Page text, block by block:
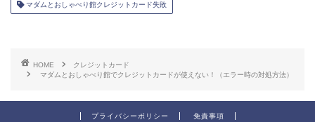
マダムとおしゃべり館クレジットカード失敗
HOME
クレジットカード
マダムとおしゃべり館でクレジットカードが使えない！（エラー時の対処方法）
プライバシーポリシー 免責事項